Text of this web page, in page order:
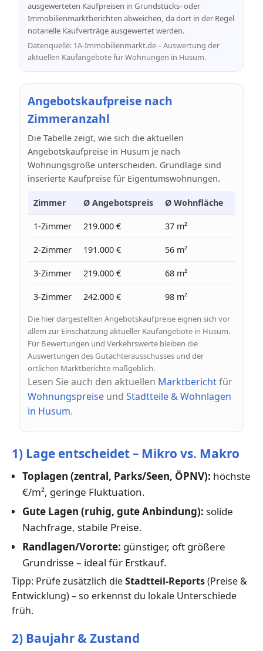
ausgewerteten Kaufpreisen in Grundstücks- oder
Immobilienmarktberichten abweichen, da dort in der Regel
notarielle Kaufverträge ausgewertet werden.
Datenquelle: 1A-Immobilienmarkt.de – Auswertung der
aktuellen Kaufangebote für Wohnungen in Husum.
Angebotskaufpreise nach
Zimmeranzahl
Die Tabelle zeigt, wie sich die aktuellen
Angebotskaufpreise in Husum je nach
Wohnungsgröße unterscheiden. Grundlage sind
inserierte Kaufpreise für Eigentumswohnungen.
Zimmer Ø Angebotspreis Ø Wohnfläche
1-Zimmer 219.000 € 37 m²
2-Zimmer 191.000 € 56 m²
3-Zimmer 219.000 € 68 m²
3-Zimmer 242.000 € 98 m²
Die hier dargestellten Angebotskaufpreise eignen sich vor
allem zur Einschätzung aktueller Kaufangebote in Husum.
Für Bewertungen und Verkehrswerte bleiben die
Auswertungen des Gutachterausschusses und der
örtlichen Marktberichte maßgeblich.
Lesen Sie auch den aktuellen Marktberichtfür
Wohnungspreise und Stadtteile & Wohnlagen
in Husum.
1) Lage entscheidet – Mikro vs. Makro
Toplagen (zentral, Parks/Seen, ÖPNV): höchste
€/m², geringe Fluktuation.
Gute Lagen (ruhig, gute Anbindung): solide
Nachfrage, stabile Preise.
Randlagen/Vororte: günstiger, oft größere
Grundrisse – ideal für Erstkauf.
Tipp: Prüfe zusätzlich dieStadtteil-Reports(Preise &
Entwicklung) – so erkennst du lokale Unterschiede
früh.
2) Baujahr & Zustand